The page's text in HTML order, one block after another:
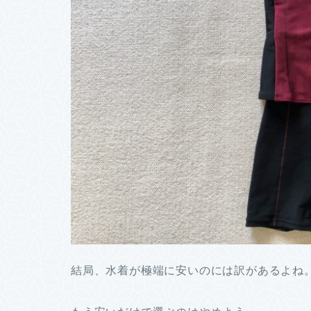
結局、水着が極端に安いのには訳があるよね